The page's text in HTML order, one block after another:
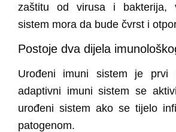
zaštitu od virusa i bakterija,
sistem mora da bude čvrst i
Postoje dva dijela
Urođeni imuni sistem je prvi
adaptivni imuni sistem se
urođeni sistem ako se tijelo
patogenom.